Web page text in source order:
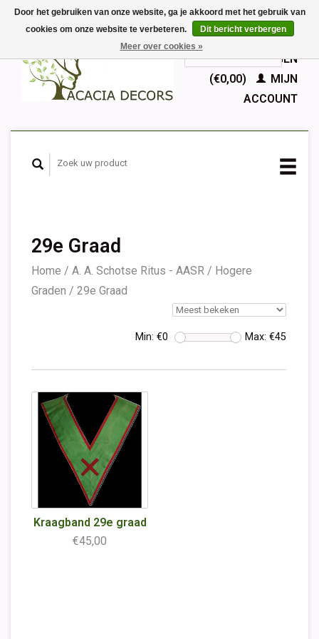
EUR
GBPNederlands
Deutsch
English
Français
WINKELWAGEN
(€0,00)
MIJN
ACCOUNT
29e Graad
Home / A. A. Schotse Ritus - AASR / Hogere
Graden / 29e Graad
Min: €0 Max: €45
Kraagband 29e graad
€45,00
Door het gebruiken van onze website, ga je akkoord met het gebruik van
cookies om onze website te verbeteren.
Dit bericht verbergen
Meer over cookies »